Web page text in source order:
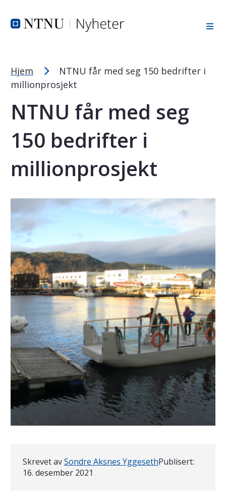
PC: Press ned CTRL og klikk på + (pluss) for å forstørre
Hjem
NTNU får med seg 150 bedrifter i
millionprosjekt
NTNU får med seg
150 bedrifter i
millionprosjekt
Skrevet avSondre Aksnes YggesethPublisert:
16. desember 2021